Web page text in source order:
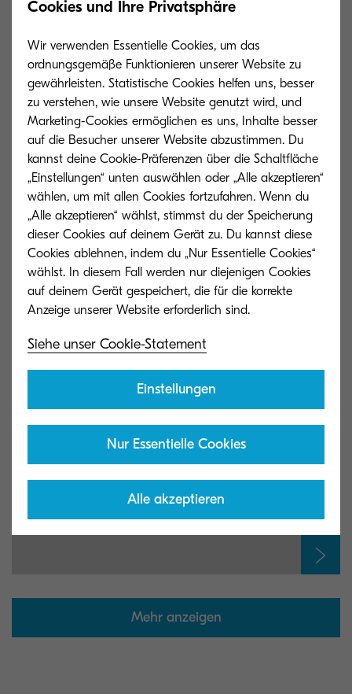
TK-1115
TK-1125
TK-1140
TK-1150
Mehr anzeigen
Cookies und Ihre Privatsphäre
Wir verwenden Essentielle Cookies, um das
ordnungsgemäße Funktionieren unserer Website zu
gewährleisten. Statistische Cookies helfen uns, besser
zu verstehen, wie unsere Website genutzt wird, und
Marketing-Cookies ermöglichen es uns, Inhalte besser
auf die Besucher unserer Website abzustimmen. Du
kannst deine Cookie-Präferenzen über die Schaltfläche
„Einstellungen“ unten auswählen oder „Alle akzeptieren“
wählen, um mit allen Cookies fortzufahren. Wenn du
„Alle akzeptieren“ wählst, stimmst du der Speicherung
dieser Cookies auf deinem Gerät zu. Du kannst diese
Cookies ablehnen, indem du „Nur Essentielle Cookies“
wählst. In diesem Fall werden nur diejenigen Cookies
auf deinem Gerät gespeichert, die für die korrekte
Siehe unser Cookie-Statement
Einstellungen
Nur Essentielle Cookies
Alle akzeptieren